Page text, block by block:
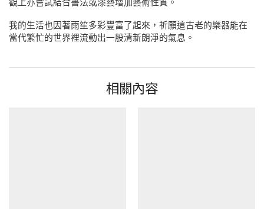
我的生活也因著雨笙多彩豐富了起來，祈願這古老的樂器能在
當代繁忙的世界裡流動出一股清新朗淨的氣息。
相關內容